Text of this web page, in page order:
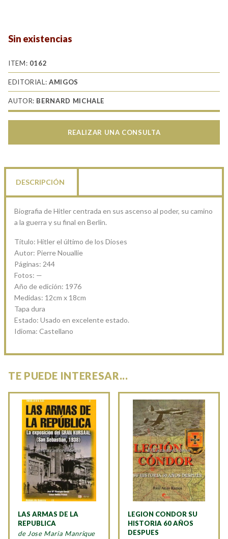
Sin existencias
ITEM: 0162
EDITORIAL:AMIGOS
AUTOR: BERNARD MICHALE
REALIZAR UNA CONSULTA
DESCRIPCIÓN
Biografia de Hitler centrada en sus ascenso al poder, su camino
a la guerra y su final en Berlin.
Título: Hitler el último de los Dioses
Autor: Pierre Nouallie
Páginas: 244
Fotos: —
Año de edición: 1976
Medidas: 12cm x 18cm
Tapa dura
Estado: Usado en excelente estado.
Idioma: Castellano
TE PUEDE INTERESAR...
LAS ARMAS DE LA
REPUBLICA
de Jose Maria Manrique
LEGION CONDOR SU
HISTORIA 60 AÑOS
DESPUES